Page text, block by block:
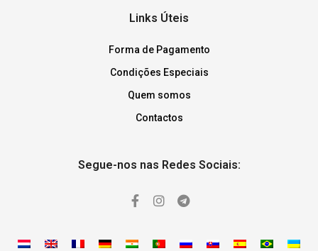
Links Úteis
Forma de Pagamento
Condições Especiais
Quem somos
Contactos
Segue-nos nas Redes Sociais: